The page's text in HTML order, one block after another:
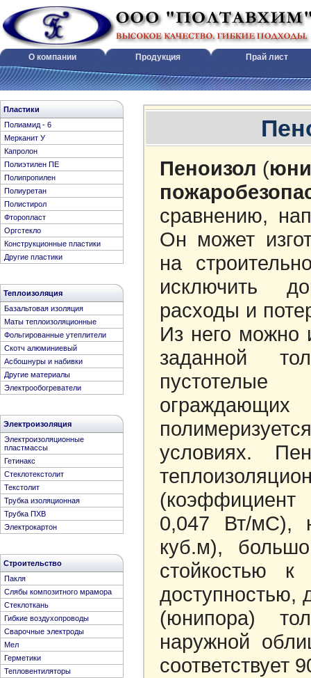
О компании Продукция Прай лист
Пластики
Полиамид - 6
Мерканит У
Капролон
Полиэтилен ПЕ
Полипропилен
Полиуретан
Полистирол
Фторопласт
Оргстекло
Конструкционные пластики
Другие пластики
Теплоизоляция
Базальтовая изоляция
Маты теплоизоляционные
Фольгированные утеплители
Скотч алюминиевый
Асбошнуры и набивки
Другие материалы
Электрообогреватели
Электроизоляция
Электроизоляционные
пластмассы
Гетинакс
Стеклотекстолит
Текстолит
Трубка изоляционная
Трубка ПХВ
Электрокартон
Строительство
Пакля
Слябы композитного мрамора
Стеклоткань
Гибкие воздухопроводы
Сварочные электроды
Мел
Герметики
Тепловентиляторы
Пеноизол (
сравнению,
Он может
на
исключить
расходы и
Из него можно
заданной
условиях.
(коэффициент
0,047 Вт/мС),
куб.м),
стойкостью к
доступностью,
(юнипора)
наружной
соответствует